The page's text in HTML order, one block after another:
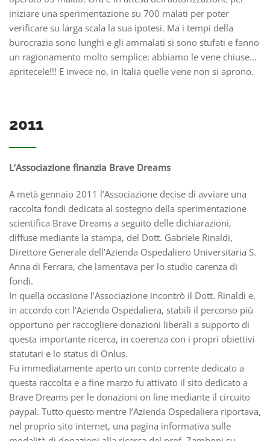
iniziare una sperimentazione su 700 malati per poter
verificare su larga scala la sua ipotesi. Ma i tempi della
burocrazia sono lunghi e gli ammalati si sono stufati e fanno
un ragionamento molto semplice: abbiamo le vene chiuse…
apritecele!!! E invece no, in Italia quelle vene non si aprono.
2011
L’Associazione finanzia Brave Dreams
A metà gennaio 2011 l’Associazione decise di avviare una
raccolta fondi dedicata al sostegno della sperimentazione
scientifica Brave Dreams a seguito delle dichiarazioni,
diffuse mediante la stampa, del Dott. Gabriele Rinaldi,
Direttore Generale dell’Azienda Ospedaliero Universitaria S.
Anna di Ferrara, che lamentava per lo studio carenza di
fondi.
In quella occasione l’Associazione incontrò il Dott. Rinaldi e,
in accordo con l’Azienda Ospedaliera, stabilì il percorso più
opportuno per raccogliere donazioni liberali a supporto di
questa importante ricerca, in coerenza con i propri obiettivi
statutari e lo status di Onlus.
Fu immediatamente aperto un conto corrente dedicato a
questa raccolta e a fine marzo fu attivato il sito dedicato a
Brave Dreams per le donazioni on line mediante il circuito
paypal. Tutto questo mentre l’Azienda Ospedaliera riportava,
nel proprio sito internet, una pagina informativa sulle